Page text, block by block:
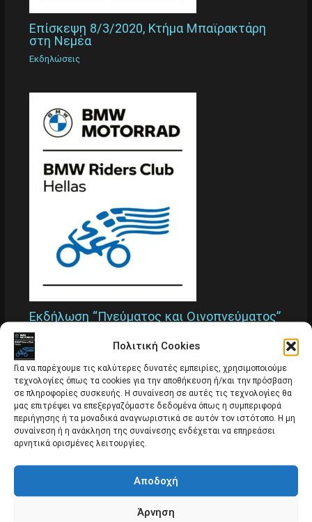
Πολιτική Cookies
Για να παρέχουμε τις καλύτερες δυνατές εμπειρίες, χρησιμοποιούμε
τεχνολογίες όπως τα cookies για την αποθήκευση ή/και την πρόσβαση
σε πληροφορίες συσκευής. Η συναίνεση σε αυτές τις τεχνολογίες θα
μας επιτρέψει να επεξεργαζόμαστε δεδομένα όπως η συμπεριφορά
περιήγησης ή τα μοναδικά αναγνωριστικά σε αυτόν τον ιστότοπο. Η μη
συναίνεση ή η ανάκληση της συναίνεσης ενδέχεται να επηρεάσει
αρνητικά ορισμένες λειτουργίες.
Αποδοχή
Άρνηση
Επίσκεψη 8/3/2020, Κτήμα Μπαϊρακτάρη
στη Νεμέα
Εκδηλώσεις
Εκδήλωση “Πνεύματος και Οινοπνεύματος”
Εκδηλώσεις